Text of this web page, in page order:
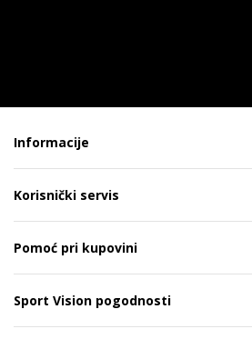
Informacije
Korisnički servis
Pomoć pri kupovini
Sport Vision pogodnosti